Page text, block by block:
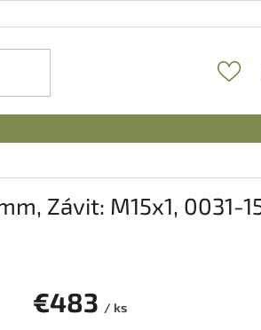
Závit: M15x1, 0031-
€483 / ks